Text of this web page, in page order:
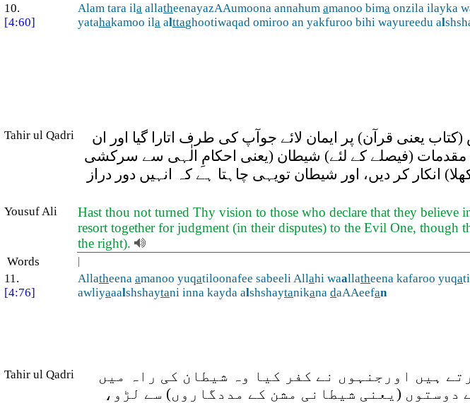
10.
[4:60]
Alam tara ila allatheenayazAAumoona annahum amanoo bima onzila ilayka
yatahakamoo ila alttaghootiwaqad omiroo an yakfuroo bihi wayureedu al
Tahir ul Qadri
یعنی قرآن) پر ایمان لائے جوآپ کی طرف اتارا گیا اور ان
مقدمات (فیصلے کے لئے) شیطان (یعنی احکامِ الٰہی سے سرکشی
انکار کر دیں، اور شیطان تویہی چاہتا ہے کہ انہیں دور دراز
Yousuf Ali
Hast thou not turned Thy vision to those who declare that they believe
resort together for judgment (in their disputes) to the Evil One, though
the right).
Words |
11.
[4:76]
Allatheena amanoo yuqatiloonafee sabeeli Allahi waallatheena kafaroo yuqa
awliyaaalshshaytani inna kayda alshshaytanikana daAAeefan
Tahir ul Qadri
ہیں اورجنہوں نے کفر کیا وہ شیطان کی راہ میں
(یعنی شیطانی مشن کے مددگاروں) سے لڑو،